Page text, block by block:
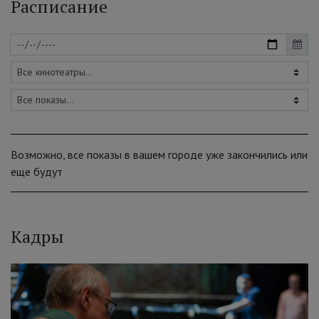
Расписание
Возможно, все показы в вашем городе уже закончились или
еще будут
Кадры